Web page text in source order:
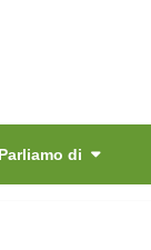
Parliamo di